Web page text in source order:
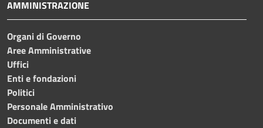
AMMINISTRAZIONE
Organi di Governo
Aree Amministrative
Uffici
Enti e fondazioni
Politici
Personale Amministrativo
Documenti e dati